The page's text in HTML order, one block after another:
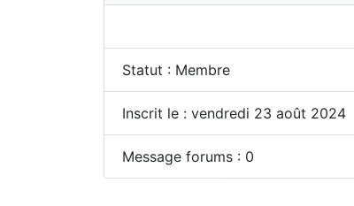
Statut : Membre
Inscrit le : vendredi 23 août 2024
Message forums : 0